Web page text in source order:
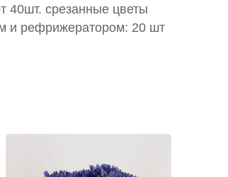
40шт. срезанные цветы
и рефрижератором: 20 шт